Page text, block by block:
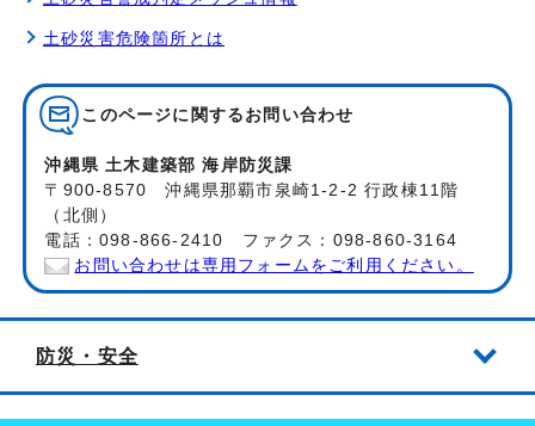
土砂災害危険箇所とは
このページに関する お問い合わせ
沖縄県 土木建築部 海岸防災課
〒900-8570 沖縄県那覇市泉崎1-2-2 行政棟11階
（北側）
電話：098-866-2410 ファクス：098-860-3164
お問い合わせは専用フォームをご利用ください。
防災・安全